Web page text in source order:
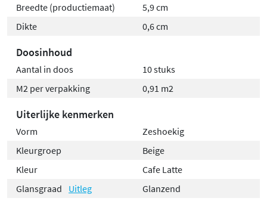
Breedte (productiemaat)
5,9 cm
Dikte
0,6 cm
Doosinhoud
Aantal in doos
10 stuks
M2 per verpakking
0,91 m2
Uiterlijke kenmerken
Vorm
Zeshoekig
Kleurgroep
Beige
Kleur
Cafe Latte
Glansgraad
Uitleg
Glanzend